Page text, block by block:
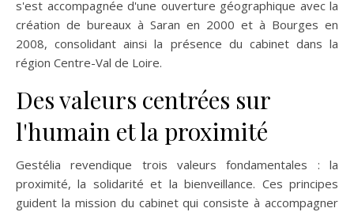
s'est accompagnée d'une ouverture géographique avec la
création de bureaux à Saran en 2000 et à Bourges en
2008, consolidant ainsi la présence du cabinet dans la
région Centre-Val de Loire.
Des valeurs centrées sur
l'humain et la proximité
Gestélia revendique trois valeurs fondamentales : la
proximité, la solidarité et la bienveillance. Ces principes
guident la mission du cabinet qui consiste à accompagner